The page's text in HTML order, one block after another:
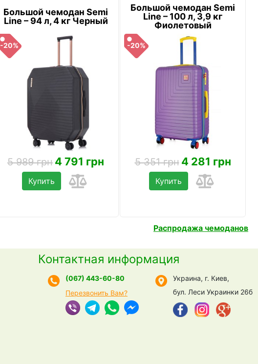
Большой чемодан Semi
Line – 94 л, 4 кг Черный
-20%
5 989 грн 4 791 грн
Купить
Большой чемодан Semi
Line – 100 л, 3,9 кг
Фиолетовый
-20%
5 351 грн 4 281 грн
Купить
Распродажа чемоданов
Контактная информация
(067) 443-60-80
Перезвонить Вам?
Украина, г. Киев,
бул. Леси Украинки 26б